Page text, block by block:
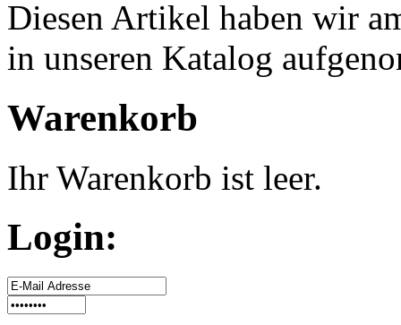
Diesen Artikel haben wir
in unseren Katalog
Warenkorb
Ihr Warenkorb ist leer.
Login: